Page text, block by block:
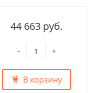
44 663 руб.
- +
В корзину